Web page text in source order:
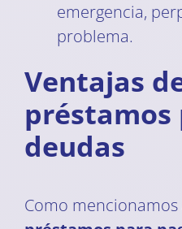
emergencia,
problema.
Ventajas
préstamos
deudas
Como mencionamos